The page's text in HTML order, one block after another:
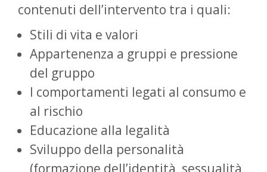
contenuti dell’intervento tra i quali:
Stili di vita e valori
Appartenenza a gruppi e pressione
del gruppo
I comportamenti legati al consumo e
al rischio
Educazione alla legalità
Sviluppo della personalità
(formazione dell’identità, sessualità,